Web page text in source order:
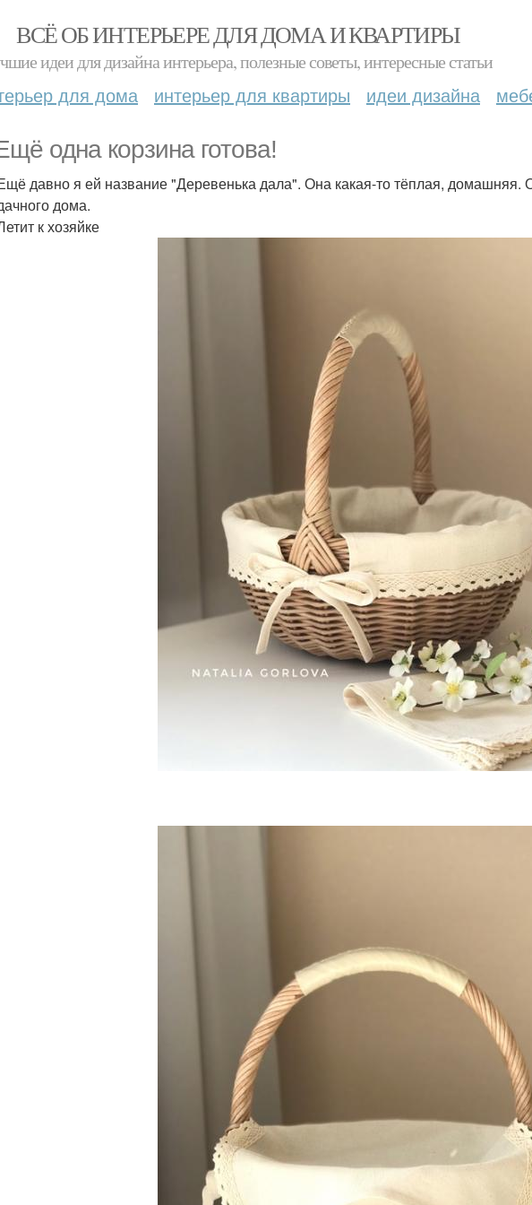
ВСЁ ОБ ИНТЕРЬЕРЕ ДЛЯ ДОМА И КВАРТИРЫ
идеи для дизайна интерьера, полезные советы, интересные статьи
для дома интерьер для квартиры идеи дизайна
одна корзина готова!
давно я ей название "Деревенька дала". Она какая-то тёплая, домашняя.
дома.
к хозяйке